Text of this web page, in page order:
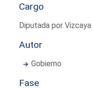
Cargo
Diputada por Vizcaya
Autor
Gobierno
Fase